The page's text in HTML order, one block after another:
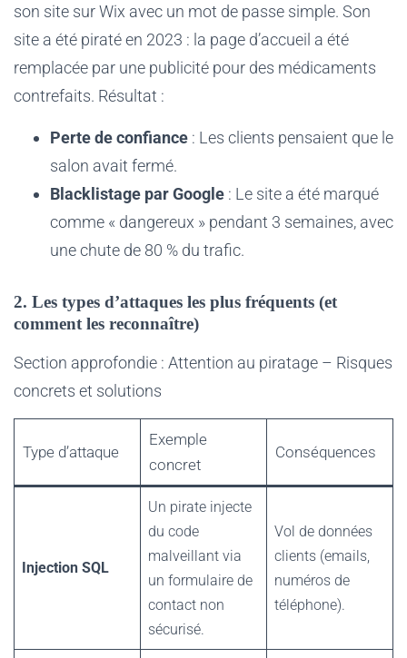
son site sur Wix avec un mot de passe simple. Son
site a été piraté en 2023 : la page d’accueil a été
remplacée par une publicité pour des médicaments
contrefaits. Résultat :
Perte de confiance : Les clients pensaient que le
salon avait fermé.
Blacklistage par Google : Le site a été marqué
comme « dangereux » pendant 3 semaines, avec
une chute de 80 % du trafic.
2. Les types d’attaques les plus fréquents (et
comment les reconnaître)
Section approfondie : Attention au piratage – Risques
concrets et solutions
Type d’attaque
Exemple
concret
Conséquences
Injection SQL
Un pirate injecte
du code
malveillant via
un formulaire de
contact non
sécurisé.
Vol de données
clients (emails,
numéros de
téléphone).